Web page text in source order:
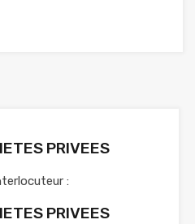
PRIVEES
:
PRIVEES